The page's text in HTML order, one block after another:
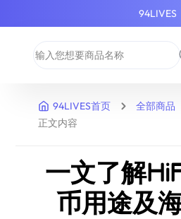
94LIVES
94LIVES首页 全部商品
正文内容
一文了解
币用途及